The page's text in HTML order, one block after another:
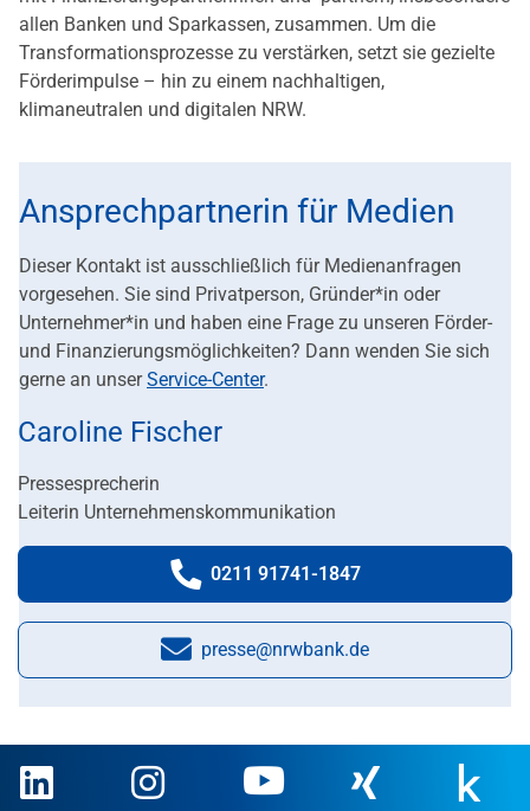
allen Banken und Sparkassen, zusammen. Um die
Transformationsprozesse zu verstärken, setzt sie gezielte
Förderimpulse – hin zu einem nachhaltigen,
klimaneutralen und digitalen NRW.
Ansprechpartnerin für Medien
Dieser Kontakt ist ausschließlich für Medienanfragen
vorgesehen. Sie sind Privatperson, Gründer*in oder
Unternehmer*in und haben eine Frage zu unseren Förder-
und Finanzierungsmöglichkeiten? Dann wenden Sie sich
gerne an unserService-Center.
Caroline Fischer
Pressesprecherin
Leiterin Unternehmenskommunikation
Telefonnummer:
0211 91741-1847
E-Mail:
presse@nrwbank.de